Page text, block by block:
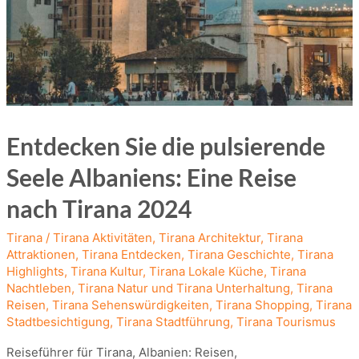
Entdecken Sie die pulsierende
Seele Albaniens: Eine Reise
nach Tirana 2024
Tirana /Tirana Aktivitäten,Tirana Architektur,Tirana
Attraktionen,Tirana Entdecken,Tirana Geschichte,Tirana
Highlights,Tirana Kultur,Tirana Lokale Küche,Tirana
Nachtleben,Tirana Natur und Tirana Unterhaltung,Tirana
Reisen,Tirana Sehenswürdigkeiten,Tirana Shopping,Tirana
Stadtbesichtigung,Tirana Stadtführung,Tirana Tourismus
Reiseführer für Tirana, Albanien: Reisen,